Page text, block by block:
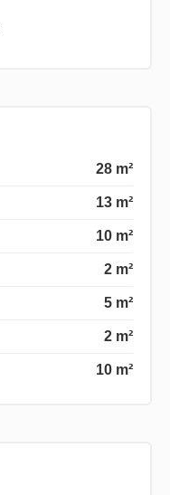
28 m²
13 m²
10 m²
2 m²
5 m²
2 m²
10 m²